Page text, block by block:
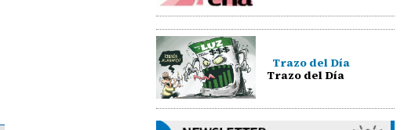
Trazo del Día
Trazo del Día